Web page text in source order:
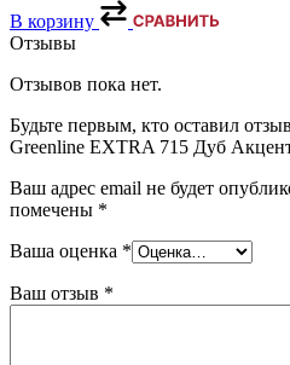
В корзину
Отзывы
Отзывов пока нет.
Будьте первым, кто оставил
Greenline EXTRA 715 Дуб
Ваш адрес email не будет
помечены *
Ваша оценка *
Ваш отзыв *